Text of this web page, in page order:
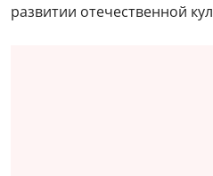
развитии отечественной